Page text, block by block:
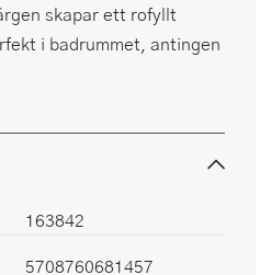
skapar ett rofyllt
i badrummet, antingen
163842
5708760681457